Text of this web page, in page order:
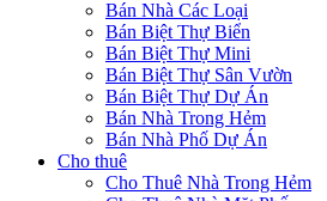
Bán Nhà Các Loại
Bán Biệt Thự Biển
Bán Biệt Thự Mini
Bán Biệt Thự Sân Vườn
Bán Biệt Thự Dự Án
Bán Nhà Trong Hẻm
Bán Nhà Phố Dự Án
Cho thuê
Cho Thuê Nhà Trong Hẻm